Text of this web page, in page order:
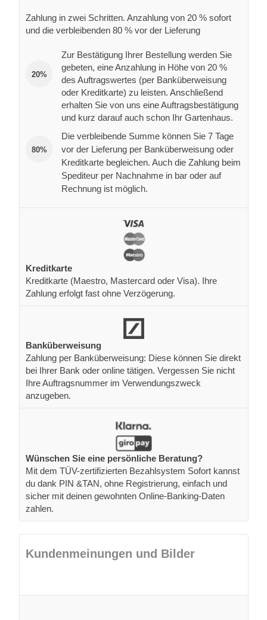
Zahlung in zwei Schritten. Anzahlung von 20 % sofort
und die verbleibenden 80 % vor der Lieferung
20%
Zur Bestätigung Ihrer Bestellung werden Sie
gebeten, eine Anzahlung in Höhe von 20 %
des Auftragswertes (per Banküberweisung
oder Kreditkarte) zu leisten. Anschließend
erhalten Sie von uns eine Auftragsbestätigung
und kurz darauf auch schon Ihr Gartenhaus.
80%
Die verbleibende Summe können Sie 7 Tage
vor der Lieferung per Banküberweisung oder
Kreditkarte begleichen. Auch die Zahlung beim
Spediteur per Nachnahme in bar oder auf
Rechnung ist möglich.
Kreditkarte
Kreditkarte (Maestro, Mastercard oder Visa). Ihre
Zahlung erfolgt fast ohne Verzögerung.
Banküberweisung
Zahlung per Banküberweisung: Diese können Sie direkt
bei Ihrer Bank oder online tätigen. Vergessen Sie nicht
Ihre Auftragsnummer im Verwendungszweck
anzugeben.
Wünschen Sie eine persönliche Beratung?
Mit dem TÜV-zertifizierten Bezahlsystem Sofort kannst
du dank PIN &TAN, ohne Registrierung, einfach und
sicher mit deinen gewohnten Online-Banking-Daten
zahlen.
Kundenmeinungen und Bilder